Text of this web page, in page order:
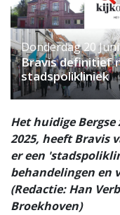
Donderdag 20
Bravis definitief
stadspolikliniek
Het huidige
2025, heeft Bravis
er een
behandelingen en
(Redactie: Han
Broekhoven)